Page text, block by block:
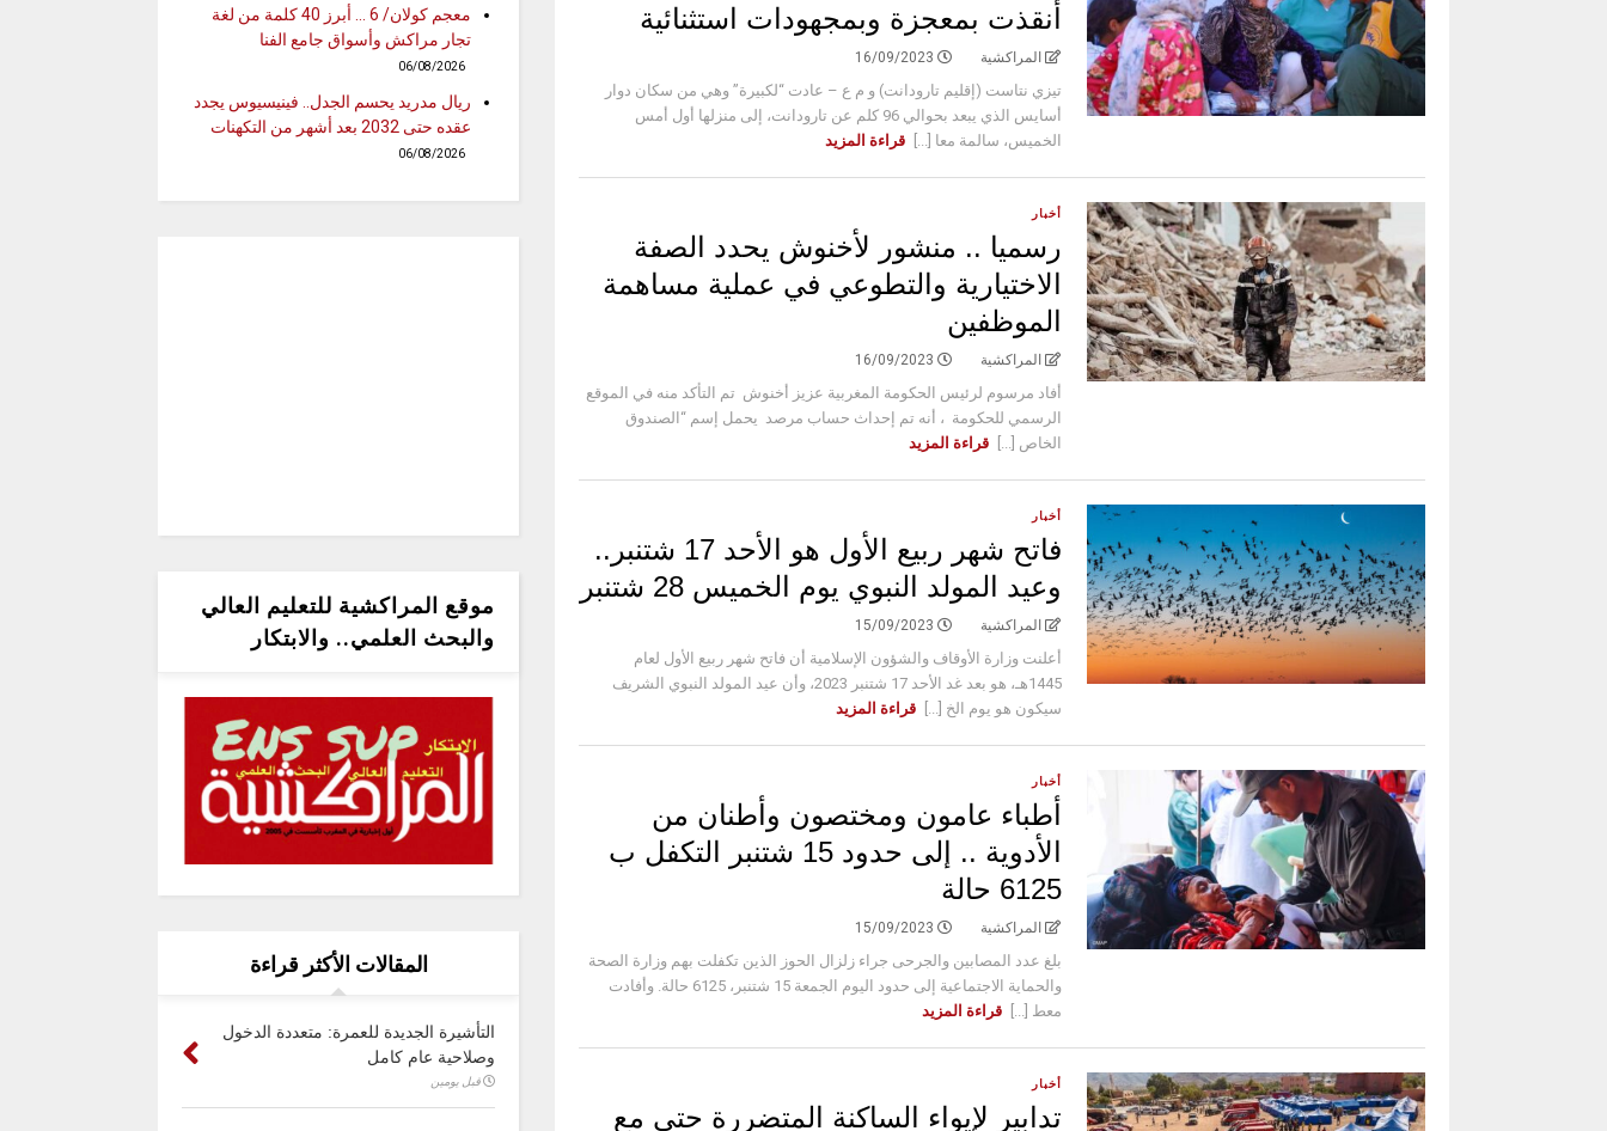
أُنقذت بمعجزة وبمجهودات استثنائية
المراكشية 16/09/2023
تيزي نتاست (إقليم تارودانت) و م ع – عادت “لكبيرة” وهي من سكان دوار
أسايس الذي يبعد بحوالي 96 كلم عن تارودانت، إلى منزلها أول أمس
الخميس، سالمة معا [...]
قراءة المزيد
أخبار
رسميا .. منشور لأخنوش يحدد الصفة
الاختيارية والتطوعي في عملية مساهمة
الموظفين
المراكشية 16/09/2023
أفاد مرسوم لرئيس الحكومة المغربية عزيز أخنوش تم التأكد منه في الموقع
الرسمي للحكومة ، أنه تم إحداث حساب مرصد يحمل إسم “الصندوق
الخاص [...]
قراءة المزيد
أخبار
فاتح شهر ربيع الأول هو الأحد 17 شتنبر..
وعيد المولد النبوي يوم الخميس 28 شتنبر
المراكشية 15/09/2023
أعلنت وزارة الأوقاف والشؤون الإسلامية أن فاتح شهر ربيع الأول لعام
1445هـ، هو بعد غد الأحد 17 شتنبر 2023، وأن عيد المولد النبوي الشريف
سيكون هو يوم الخ [...]
قراءة المزيد
أخبار
أطباء عامون ومختصون وأطنان من
الأدوية .. إلى حدود 15 شتنبر التكفل ب
6125 حالة
المراكشية 15/09/2023
بلغ عدد المصابين والجرحى جراء زلزال الحوز الذين تكفلت بهم وزارة الصحة
والحماية الاجتماعية إلى حدود اليوم الجمعة 15 شتنبر، 6125 حالة. وأفادت
معط [...]
قراءة المزيد
أخبار
تدابير لإيواء الساكنة المتضررة حتى مع
معجم كولان/ 6 … أبرز 40 كلمة من لغة
تجار مراكش وأسواق جامع الفنا
06/08/2026
ريال مدريد يحسم الجدل.. فينيسيوس يجدد
عقده حتى 2032 بعد أشهر من التكهنات
06/08/2026
موقع المراكشية للتعليم العالي
والبحث العلمي.. والابتكار
المقالات الأكثر قراءة
التأشيرة الجديدة للعمرة: متعددة الدخول
وصلاحية عام كامل
قبل يومين